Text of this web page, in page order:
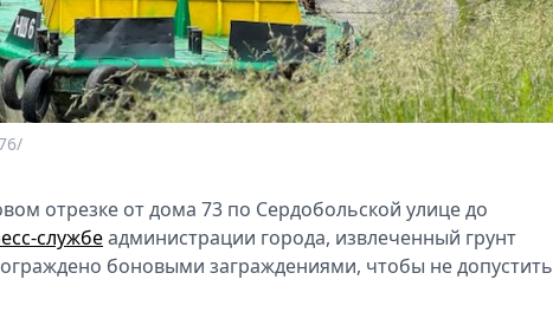
отрезке от дома 73 по Сердобольской улице до
службеадминистрации города, извлеченный грунт
боновыми заграждениями, чтобы не допустить